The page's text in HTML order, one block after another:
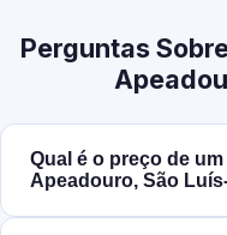
Perguntas
Qual é o preço de
Apeadouro, São